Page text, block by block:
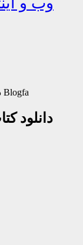
دانلود کتاب آموزش طراحی قالب وبلاگ Blogfa
دانلود